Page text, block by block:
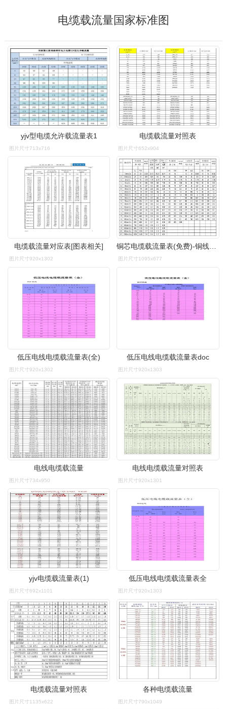
电缆载流量国家标准图
yjv型电缆允许载流量表1
图片尺寸713x716
电缆载流量对照表
图片尺寸652x904
电缆载流量对应表[图表相关]
图片尺寸920x1302
铜芯电缆载流量表(免费)-铜线缆载流量
图片尺寸1095x677
低压电线电缆载流量表(全)
图片尺寸920x1302
低压电线电缆载流量表doc
图片尺寸920x1303
电线电缆载流量
图片尺寸734x950
电线电缆载流量对照表
图片尺寸920x1301
yjv电缆载流量表(1)
图片尺寸692x1101
低压电线电缆载流量表全
图片尺寸920x1303
电缆载流量对照表
图片尺寸1135x622
各种电缆载流量
图片尺寸790x1049